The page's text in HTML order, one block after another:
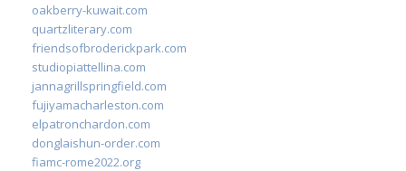
oakberry-kuwait.com
quartzliterary.com
friendsofbroderickpark.com
studiopiattellina.com
jannagrillspringfield.com
fujiyamacharleston.com
elpatronchardon.com
donglaishun-order.com
fiamc-rome2022.org